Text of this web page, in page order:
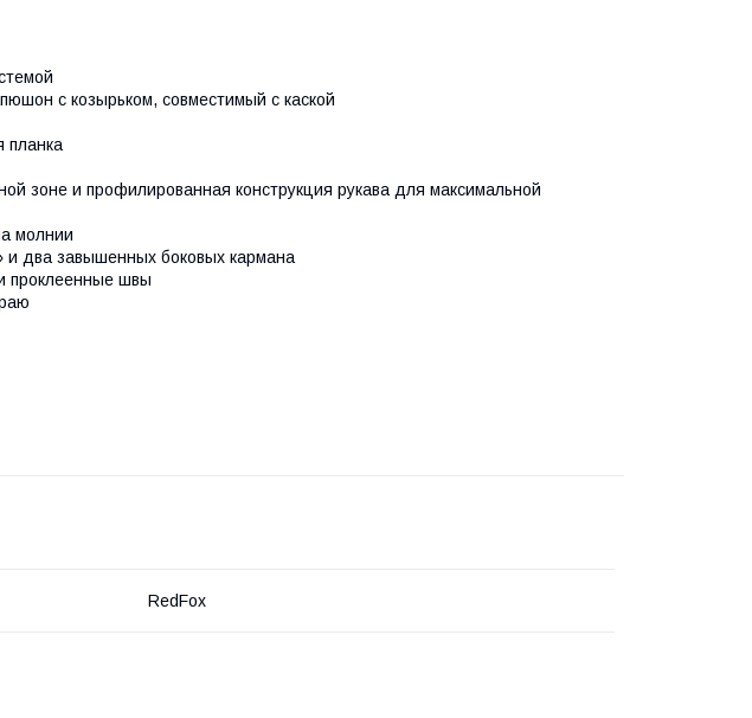
c козырьком, совместимый с каской
планка
зоне и профилированная конструкция рукава для максимальной
молнии
и два завышенных боковых кармана
проклеенные швы
RedFox